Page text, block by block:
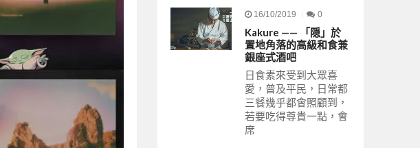
16/10/2019 0
Kakure —— 「隠」於
置地角落的高級和食兼
銀座式酒吧
日食素來受到大眾喜
愛，普及平民，日常都
三餐幾乎都會照顧到，
若要吃得尊貴一點，會
席